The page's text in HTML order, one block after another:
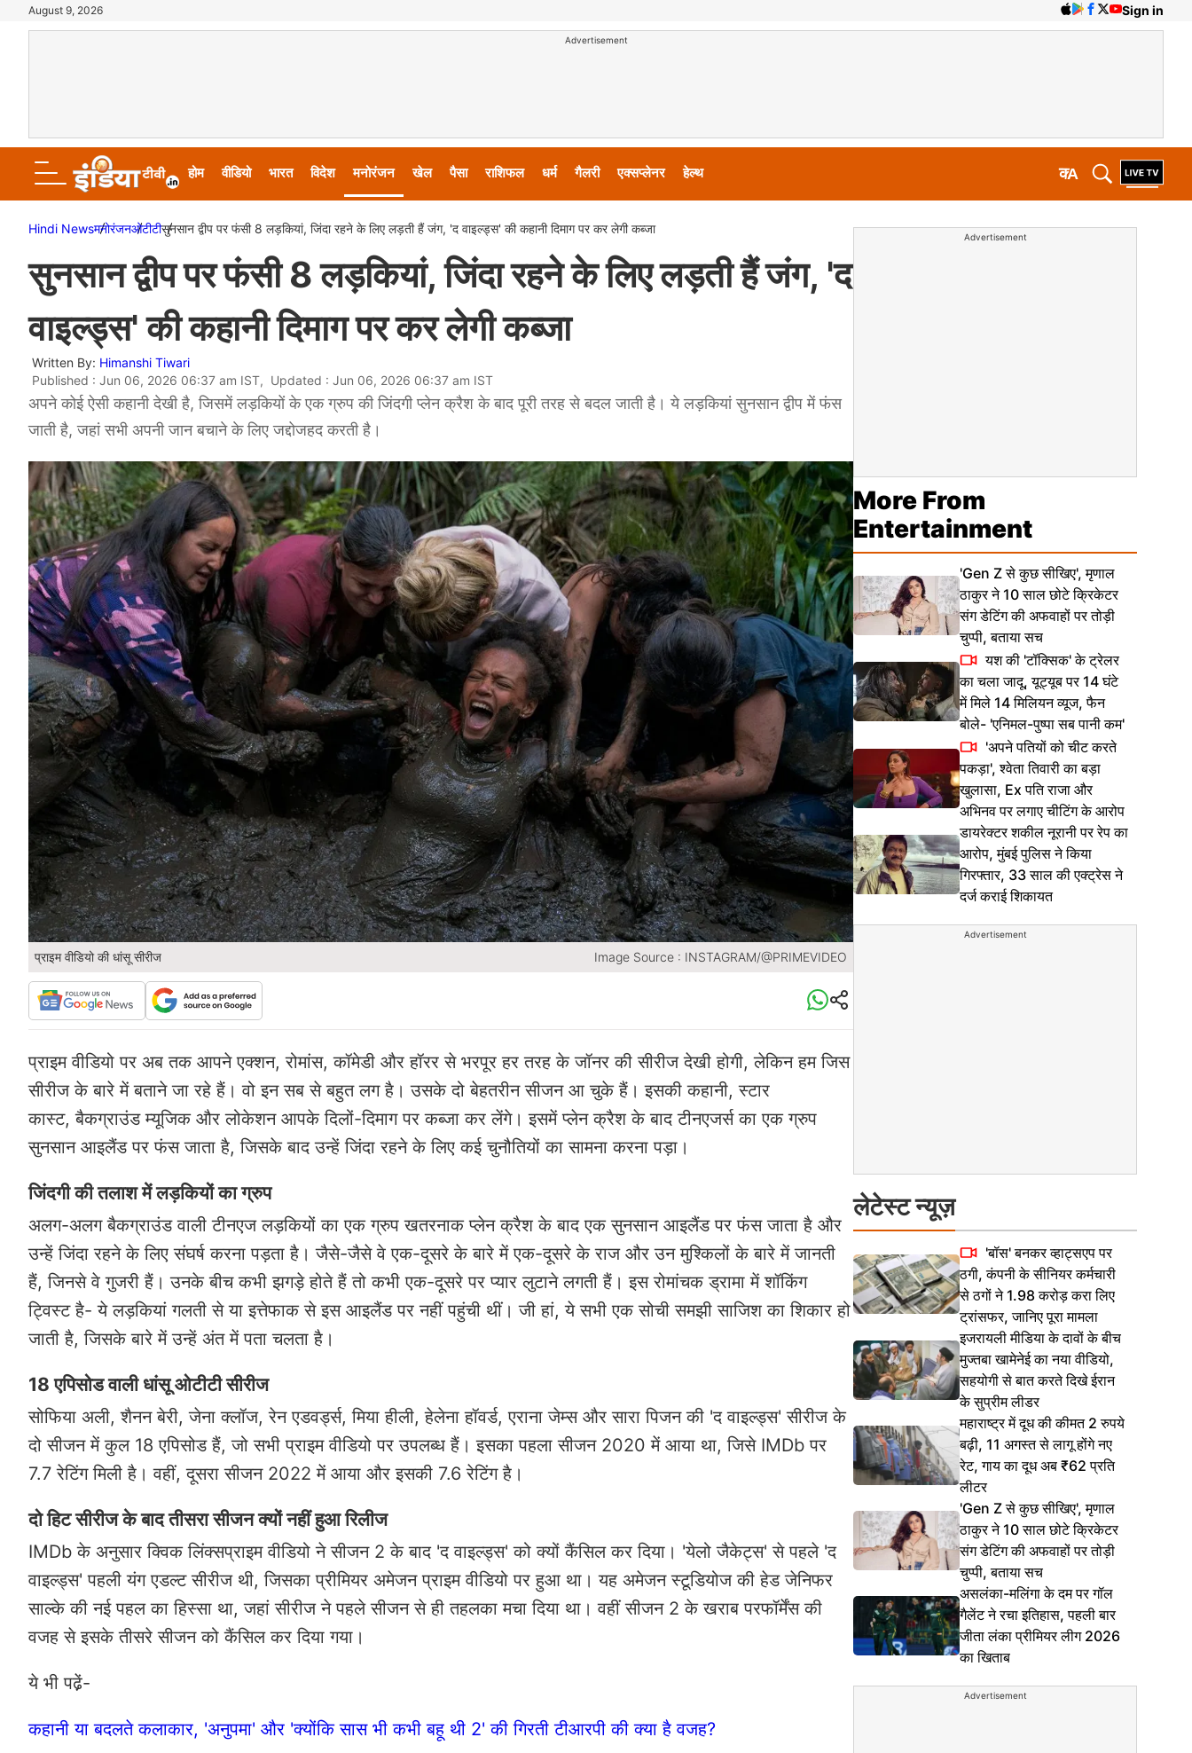
August 9, 2026 Sign in
Advertisement
होम वीडियो भारत विदेश मनोरंजन खेल पैसा राशिफल धर्म गैलरी एक्सप्लेनर हेल्थ A
क
Hindi Newsमनोरंजनओटीटीसुनसान द्वीप पर फंसी 8 लड़कियां, जिंदा रहने के लिए लड़ती हैं जंग, 'द वाइल्ड्स' की कहानी दिमाग पर कर लेगी कब्जा
सुनसान द्वीप पर फंसी 8 लड़कियां, जिंदा रहने के लिए लड़ती हैं जंग, 'द
वाइल्ड्स' की कहानी दिमाग पर कर लेगी कब्जा
Written By: Himanshi Tiwari
Published : Jun 06, 2026 06:37 am IST, Updated : Jun 06, 2026 06:37 am IST
अपने कोई ऐसी कहानी देखी है, जिसमें लड़कियों के एक ग्रुप की जिंदगी प्लेन क्रैश के बाद पूरी तरह से बदल जाती है। ये लड़कियां सुनसान द्वीप में फंस
जाती है, जहां सभी अपनी जान बचाने के लिए जद्दोजहद करती है।
प्राइम वीडियो की धांसू सीरीज Image Source : INSTAGRAM/@PRIMEVIDEO
प्राइम वीडियो पर अब तक आपने एक्शन, रोमांस, कॉमेडी और हॉरर से भरपूर हर तरह के जॉनर की सीरीज देखी होगी, लेकिन हम जिस
सीरीज के बारे में बताने जा रहे हैं। वो इन सब से बहुत लग है। उसके दो बेहतरीन सीजन आ चुके हैं। इसकी कहानी, स्टार
कास्ट, बैकग्राउंड म्यूजिक और लोकेशन आपके दिलों-दिमाग पर कब्जा कर लेंगे। इसमें प्लेन क्रैश के बाद टीनएजर्स का एक ग्रुप
सुनसान आइलैंड पर फंस जाता है, जिसके बाद उन्हें जिंदा रहने के लिए कई चुनौतियों का सामना करना पड़ा।
जिंदगी की तलाश में लड़कियों का ग्रुप
अलग-अलग बैकग्राउंड वाली टीनएज लड़कियों का एक ग्रुप खतरनाक प्लेन क्रैश के बाद एक सुनसान आइलैंड पर फंस जाता है और
उन्हें जिंदा रहने के लिए संघर्ष करना पड़ता है। जैसे-जैसे वे एक-दूसरे के बारे में एक-दूसरे के राज और उन मुश्किलों के बारे में जानती
हैं, जिनसे वे गुजरी हैं। उनके बीच कभी झगड़े होते हैं तो कभी एक-दूसरे पर प्यार लुटाने लगती हैं। इस रोमांचक ड्रामा में शॉकिंग
ट्विस्ट है- ये लड़कियां गलती से या इत्तेफाक से इस आइलैंड पर नहीं पहुंची थीं। जी हां, ये सभी एक सोची समझी साजिश का शिकार हो
जाती है, जिसके बारे में उन्हें अंत में पता चलता है।
18 एपिसोड वाली धांसू ओटीटी सीरीज
सोफिया अली, शैनन बेरी, जेना क्लॉज, रेन एडवर्ड्स, मिया हीली, हेलेना हॉवर्ड, एराना जेम्स और सारा पिजन की 'द वाइल्ड्स' सीरीज के
दो सीजन में कुल 18 एपिसोड हैं, जो सभी प्राइम वीडियो पर उपलब्ध हैं। इसका पहला सीजन 2020 में आया था, जिसे IMDb पर
7.7 रेटिंग मिली है। वहीं, दूसरा सीजन 2022 में आया और इसकी 7.6 रेटिंग है।
दो हिट सीरीज के बाद तीसरा सीजन क्यों नहीं हुआ रिलीज
IMDb के अनुसार क्विक लिंक्सप्राइम वीडियो ने सीजन 2 के बाद 'द वाइल्ड्स' को क्यों कैंसिल कर दिया। 'येलो जैकेट्स' से पहले 'द
वाइल्ड्स' पहली यंग एडल्ट सीरीज थी, जिसका प्रीमियर अमेजन प्राइम वीडियो पर हुआ था। यह अमेजन स्टूडियोज की हेड जेनिफर
साल्के की नई पहल का हिस्सा था, जहां सीरीज ने पहले सीजन से ही तहलका मचा दिया था। वहीं सीजन 2 के खराब परफॉर्मेंस की
वजह से इसके तीसरे सीजन को कैंसिल कर दिया गया।
ये भी पढे़ं-
कहानी या बदलते कलाकार, 'अनुपमा' और 'क्योंकि सास भी कभी बहू थी 2' की गिरती टीआरपी की क्या है वजह?
Advertisement
More From
Entertainment
'Gen Z से कुछ सीखिए', मृणाल
ठाकुर ने 10 साल छोटे क्रिकेटर
संग डेटिंग की अफवाहों पर तोड़ी
चुप्पी, बताया सच
यश की 'टॉक्सिक' के ट्रेलर
का चला जादू, यूट्यूब पर 14 घंटे
में मिले 14 मिलियन व्यूज, फैन
बोले- 'एनिमल-पुष्पा सब पानी कम'
'अपने पतियों को चीट करते
पकड़ा', श्वेता तिवारी का बड़ा
खुलासा, Ex पति राजा और
अभिनव पर लगाए चीटिंग के आरोप
डायरेक्टर शकील नूरानी पर रेप का
आरोप, मुंबई पुलिस ने किया
गिरफ्तार, 33 साल की एक्ट्रेस ने
दर्ज कराई शिकायत
Advertisement
लेटेस्ट न्यूज़
'बॉस' बनकर व्हाट्सएप पर
ठगी, कंपनी के सीनियर कर्मचारी
से ठगों ने 1.98 करोड़ करा लिए
ट्रांसफर, जानिए पूरा मामला
इजरायली मीडिया के दावों के बीच
मुज्तबा खामेनेई का नया वीडियो,
सहयोगी से बात करते दिखे ईरान
के सुप्रीम लीडर
महाराष्ट्र में दूध की कीमत 2 रुपये
बढ़ी, 11 अगस्त से लागू होंगे नए
रेट, गाय का दूध अब ₹62 प्रति
लीटर
'Gen Z से कुछ सीखिए', मृणाल
ठाकुर ने 10 साल छोटे क्रिकेटर
संग डेटिंग की अफवाहों पर तोड़ी
चुप्पी, बताया सच
असलंका-मलिंगा के दम पर गॉल
गैलेंट ने रचा इतिहास, पहली बार
जीता लंका प्रीमियर लीग 2026
का खिताब
Advertisement